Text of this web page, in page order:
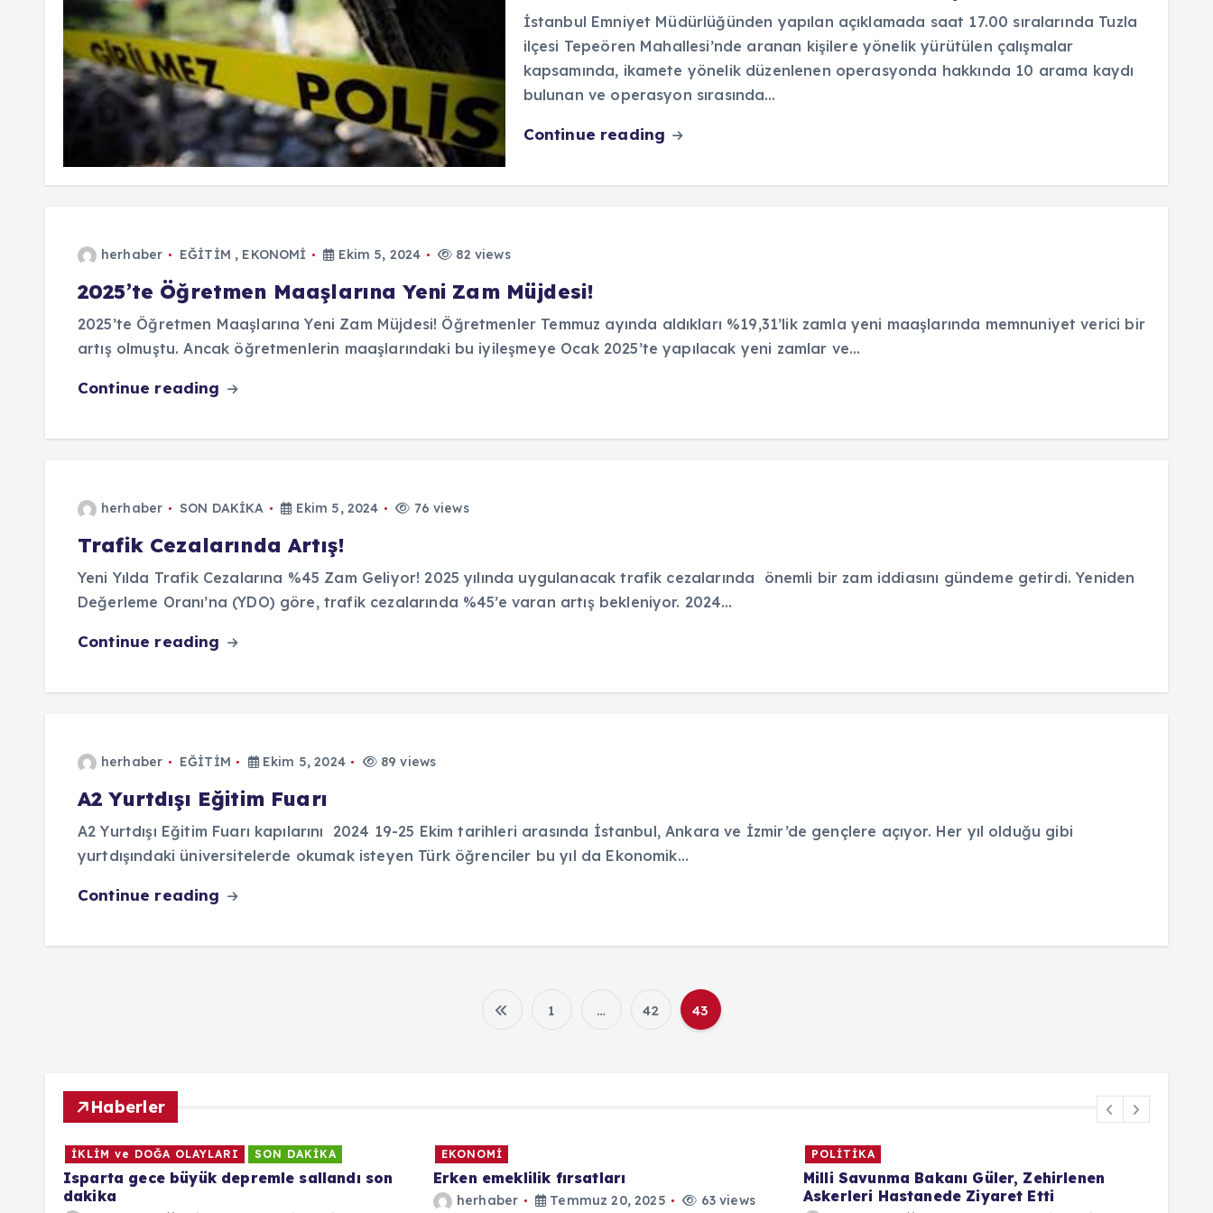
İstanbul Emniyet Müdürlüğünden yapılan açıklamada saat 17.00 sıralarında Tuzla
ilçesi Tepeören Mahallesi’nde aranan kişilere yönelik yürütülen çalışmalar
kapsamında, ikamete yönelik düzenlenen operasyonda hakkında 10 arama kaydı
bulunan ve operasyon sırasında…
Continue reading
herhaber EĞİTİM , EKONOMİ Ekim 5, 2024 82 views
2025’te Öğretmen Maaşlarına Yeni Zam Müjdesi!
2025’te Öğretmen Maaşlarına Yeni Zam Müjdesi! Öğretmenler Temmuz ayında aldıkları %19,31’lik zamla yeni maaşlarında memnuniyet verici bir
artış olmuştu. Ancak öğretmenlerin maaşlarındaki bu iyileşmeye Ocak 2025’te yapılacak yeni zamlar ve…
Continue reading
herhaber SON DAKİKA Ekim 5, 2024 76 views
Trafik Cezalarında Artış!
Yeni Yılda Trafik Cezalarına %45 Zam Geliyor! 2025 yılında uygulanacak trafik cezalarında önemli bir zam iddiasını gündeme getirdi. Yeniden
Değerleme Oranı’na (YDO) göre, trafik cezalarında %45’e varan artış bekleniyor. 2024…
Continue reading
herhaber EĞİTİM Ekim 5, 2024 89 views
A2 Yurtdışı Eğitim Fuarı
A2 Yurtdışı Eğitim Fuarı kapılarını 2024 19-25 Ekim tarihleri arasında İstanbul, Ankara ve İzmir’de gençlere açıyor. Her yıl olduğu gibi
yurtdışındaki üniversitelerde okumak isteyen Türk öğrenciler bu yıl da Ekonomik…
Continue reading
ı
1 … 42 43
Haberler
İKLİM ve DOĞA OLAYLARI SON DAKİKA
Isparta gece büyük depremle sallandı son
dakika
EKONOMİ
Erken emeklilik fırsatları
herhaber Temmuz 20, 2025 63 views
POLİTİKA
Milli Savunma Bakanı Güler, Zehirlenen
Askerleri Hastanede Ziyaret Etti